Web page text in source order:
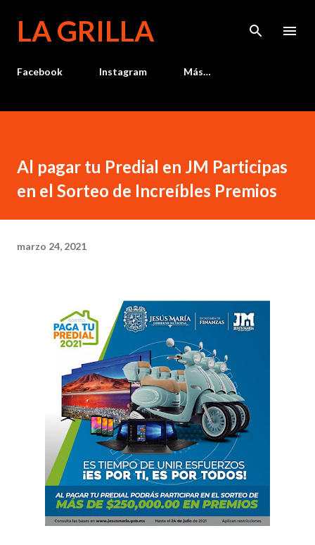
LA GRILLA
Facebook Instagram Más…
Al pagar tu Predial en JM Participas
en el Sorteo de Increíbles Premios
marzo 24, 2021